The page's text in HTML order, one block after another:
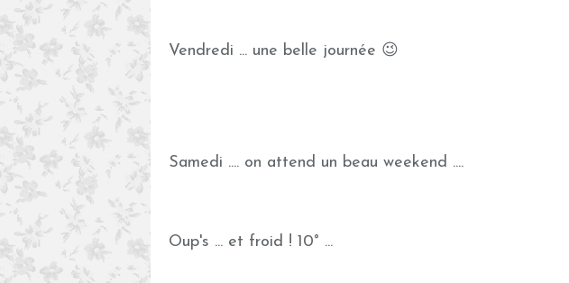
Vendredi ... une belle journée 😉
Samedi .... on attend un beau weekend ....
Oup's ... et froid ! 10° ...